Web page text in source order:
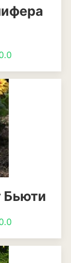
Бьюти